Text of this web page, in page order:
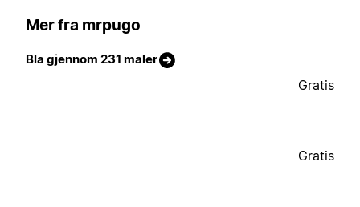
Mer fra mrpugo
Bla gjennom 231 maler
Gratis
Gratis